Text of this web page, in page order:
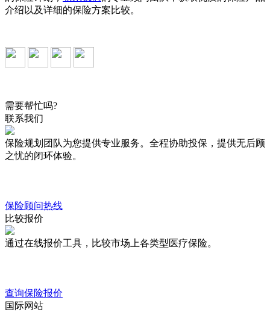
介绍以及详细的保险方案比较。
需要帮忙吗?
联系我们
保险规划团队为您提供专业服务。全程协助投保，提供无后顾
之忧的闭环体验。
保险顾问热线
比较报价
通过在线报价工具，比较市场上各类型医疗保险。
查询保险报价
国际网站